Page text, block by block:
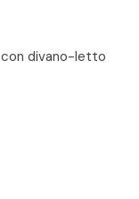
con divano-letto